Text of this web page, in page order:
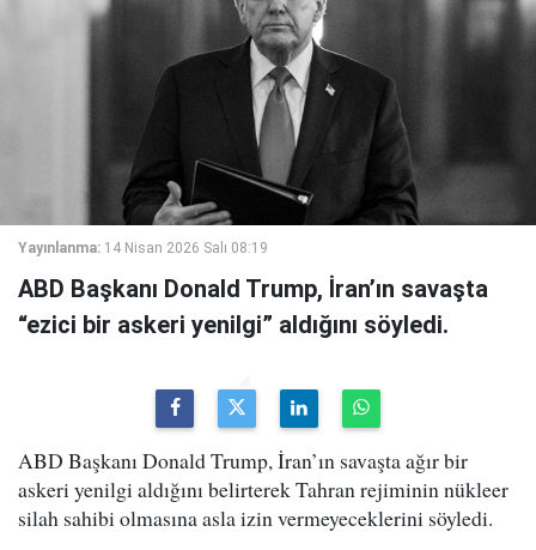
Yayınlanma: 14 Nisan 2026 Salı 08:19
ABD Başkanı Donald Trump, İran’ın savaşta
“ezici bir askeri yenilgi” aldığını söyledi.
ABD Başkanı Donald Trump, İran’ın savaşta ağır bir
askeri yenilgi aldığını belirterek Tahran rejiminin nükleer
silah sahibi olmasına asla izin vermeyeceklerini söyledi.